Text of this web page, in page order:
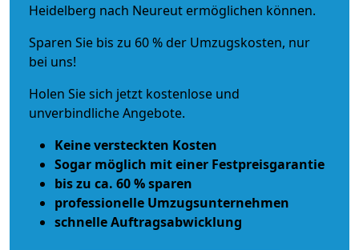
Heidelberg nach Neureut ermöglichen können.
Sparen Sie bis zu 60 % der Umzugskosten, nur
bei uns!
Holen Sie sich jetzt kostenlose und
unverbindliche Angebote.
Keine versteckten Kosten
Sogar möglich mit einer Festpreisgarantie
bis zu ca. 60 % sparen
professionelle Umzugsunternehmen
schnelle Auftragsabwicklung